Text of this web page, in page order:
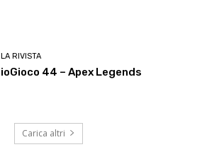
LA RIVISTA
ioGioco 44 – Apex Legends
Carica altri